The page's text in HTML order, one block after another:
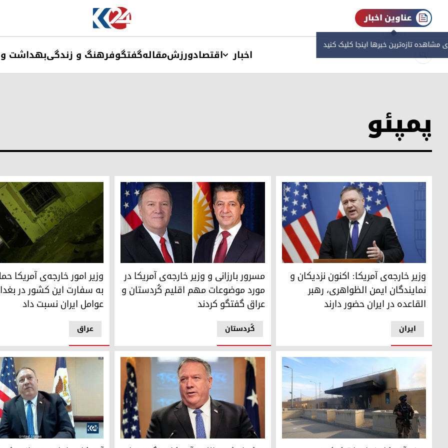
عناوین اخبار
مشاهده‌ تازه‌ترین خبرها اینجا کلیک کنید
اخبار اقتصادورزشمقالهگفتگوفرهنگ و زندگیبهداشت
پمپئو
مایک پمپئو، وزیر خارجه‌ی آمریکا
ایران
وزیر خارجه‌ی آمریکا: اکنون نزدیکان و
نمایندگان ایمن الظواهری، رهبر
القاعده در ایران حضور دارند
مسرور بارزانی و مایک پمپئو
کُردستان
مسرور بارزانی و وزیر خارجه‌ی آمریکا در
مورد موضوعات مهم اقلیم کُردستان و
عراق گفتگو کردند
آثار حمله‌ی راکتی به منطە‌ی
عراق
وزیر امور خارجه‌ی آمریکا
به سفارت این کشور در
عوامل ایران نسبت داد
سفیرآمریکا بغداد را ترک کرد هشدار شدید‌اللحن آمریکا به گروه‌های مسلح عراقیآمریکا در اجلاس مجازی